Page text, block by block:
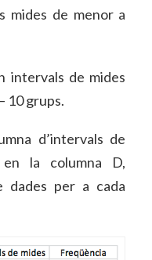
mides de menor a
intervals de mides
10 grups.
d’intervals de
la columna D,
dades per a cada